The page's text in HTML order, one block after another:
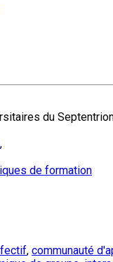
du
,
de formation
, communauté